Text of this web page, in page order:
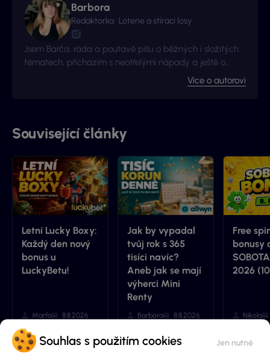
Souhlas s použitím cookies
Barbora
Redaktorka · Loterie a stírací losy
Jsem Barča, ráda a poutavě píšu o běžných i složitých
tématech, přicházím s neotřelými nápady a ještě o
kousek radši se zlepšuji a získávám nové zkušenosti. I to
je důvod proč jsme s Vyhraj.cz navázali kontakt -
Více o autorovi
Související články
Letní Lucky Boxy:
Každý den nový
bonus u
LuckyBetu!
Marťa 8.8.2026
Jak by vypadal
tvůj rok s 365
tisíci navíc?
Aneb jak se mají
výherci Mini
Renty
Barbora 8.8.2026
Free
bonusy
2026
Nikola